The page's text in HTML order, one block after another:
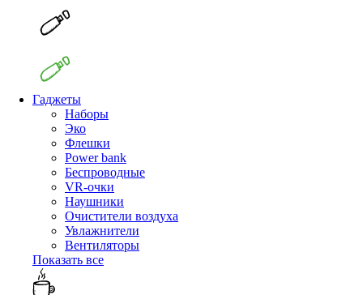
Гаджеты
Наборы
Эко
Флешки
Power bank
Беспроводные
VR-очки
Наушники
Очистители воздуха
Увлажнители
Вентиляторы
Показать все